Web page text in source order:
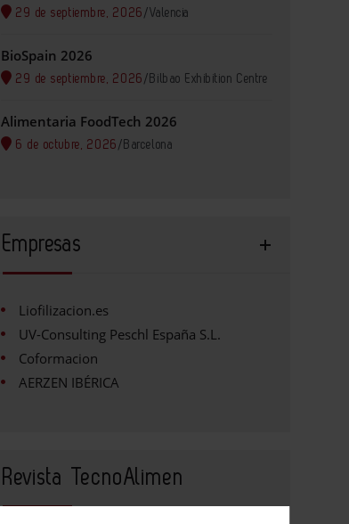
29 de septiembre, 2026 /Valencia
BioSpain 2026
29 de septiembre, 2026 / Bilbao Exhibition Centre
Alimentaria FoodTech 2026
6 de octubre, 2026 / Barcelona
Empresas
Liofilizacion.es
UV-Consulting Peschl España S.L.
Coformacion
AERZEN IBÉRICA
Revista TecnoAlimen